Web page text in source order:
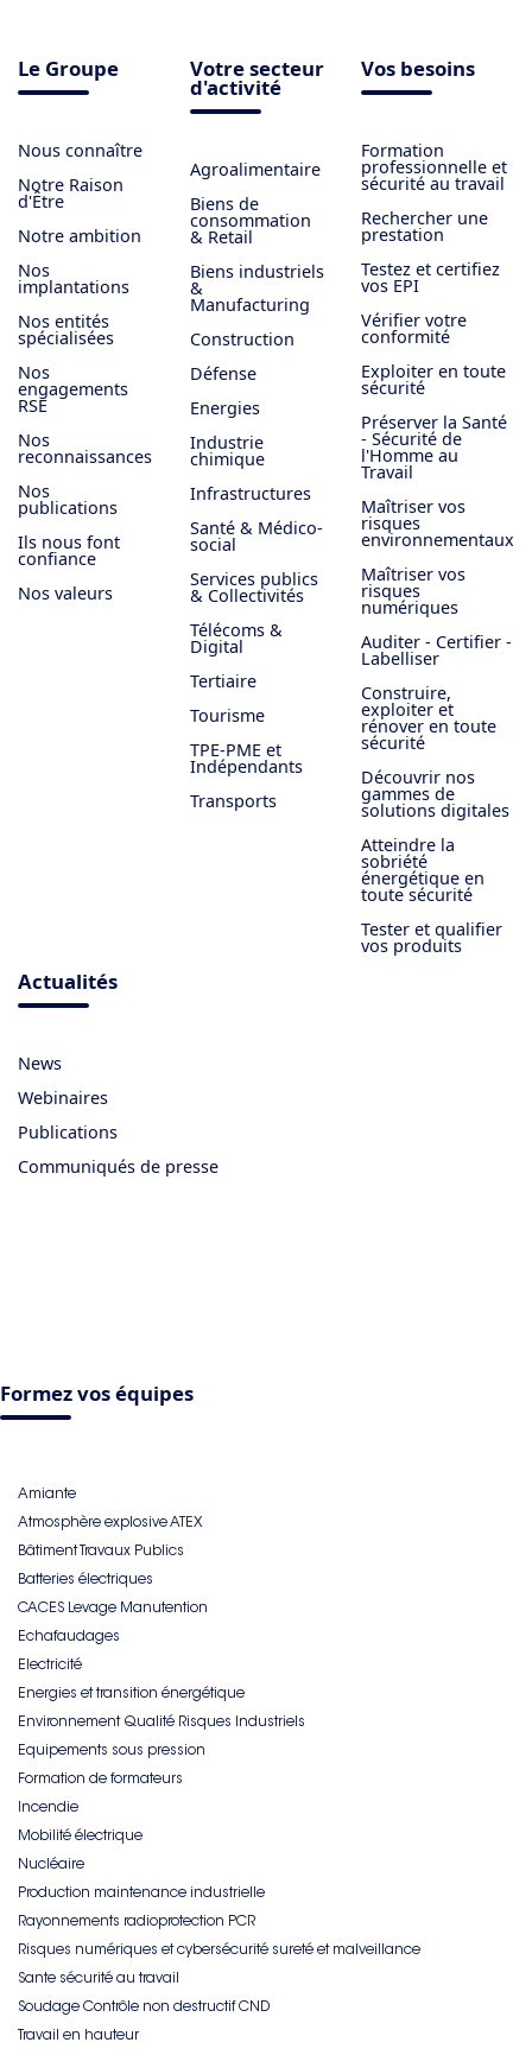
Le Groupe
Nous connaître
Notre Raison
d'Être
Notre ambition
Nos
implantations
Nos entités
spécialisées
Nos
engagements
RSE
Nos
reconnaissances
Nos
publications
Ils nous font
confiance
Nos valeurs
Votre secteur
d'activité
Agroalimentaire
Biens de
consommation
& Retail
Biens industriels
&
Manufacturing
Construction
Défense
Energies
Industrie
chimique
Infrastructures
Santé & Médico-
social
Services publics
& Collectivités
Télécoms &
Digital
Tertiaire
Tourisme
TPE-PME et
Indépendants
Transports
Vos besoins
Formation
professionnelle et
sécurité au travail
Rechercher une
prestation
Testez et certifiez
vos EPI
Vérifier votre
conformité
Exploiter en toute
sécurité
Préserver la Santé
- Sécurité de
l'Homme au
Travail
Maîtriser vos
risques
environnementaux
Maîtriser vos
risques
numériques
Auditer - Certifier -
Labelliser
Construire,
exploiter et
rénover en toute
sécurité
Découvrir nos
gammes de
solutions digitales
Atteindre la
sobriété
énergétique en
toute sécurité
Tester et qualifier
vos produits
Actualités
News
Webinaires
Publications
Communiqués de presse
Formez vos équipes
Amiante
Atmosphère explosive ATEX
Bâtiment Travaux Publics
Batteries électriques
CACES Levage Manutention
Echafaudages
Electricité
Energies et transition énergétique
Environnement Qualité Risques Industriels
Equipements sous pression
Formation de formateurs
Incendie
Mobilité électrique
Nucléaire
Production maintenance industrielle
Rayonnements radioprotection PCR
Risques numériques et cybersécurité sureté et malveillance
Sante sécurité au travail
Soudage Contrôle non destructif CND
Travail en hauteur